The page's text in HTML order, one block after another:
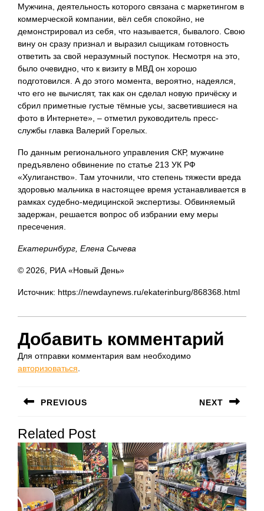
Мужчина, деятельность которого связана с маркетингом в
коммерческой компании, вёл себя спокойно, не
демонстрировал из себя, что называется, бывалого. Свою
вину он сразу признал и выразил сыщикам готовность
ответить за свой неразумный поступок. Несмотря на это,
было очевидно, что к визиту в МВД он хорошо
подготовился. А до этого момента, вероятно, надеялся,
что его не вычислят, так как он сделал новую причёску и
сбрил приметные густые тёмные усы, засветившиеся на
фото в Интернете», – отметил руководитель пресс-
службы главка Валерий Горелых.
По данным регионального управления СКР, мужчине
предъявлено обвинение по статье 213 УК РФ
«Хулиганство». Там уточнили, что степень тяжести вреда
здоровью мальчика в настоящее время устанавливается в
рамках судебно-медицинской экспертизы. Обвиняемый
задержан, решается вопрос об избрании ему меры
пресечения.
Екатеринбург, Елена Сычева
© 2026, РИА «Новый День»
Источник: https://newdaynews.ru/ekaterinburg/868368.html
Добавить комментарий
Для отправки комментария вам необходимо
авторизоваться.
по
записям
PREVIOUS
запись:
NEXT
запись:
Related Post